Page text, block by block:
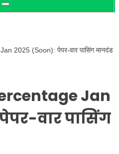
2025 (Soon): पेपर-वार पासिंग मानदंड
Jan
वार पासिंग